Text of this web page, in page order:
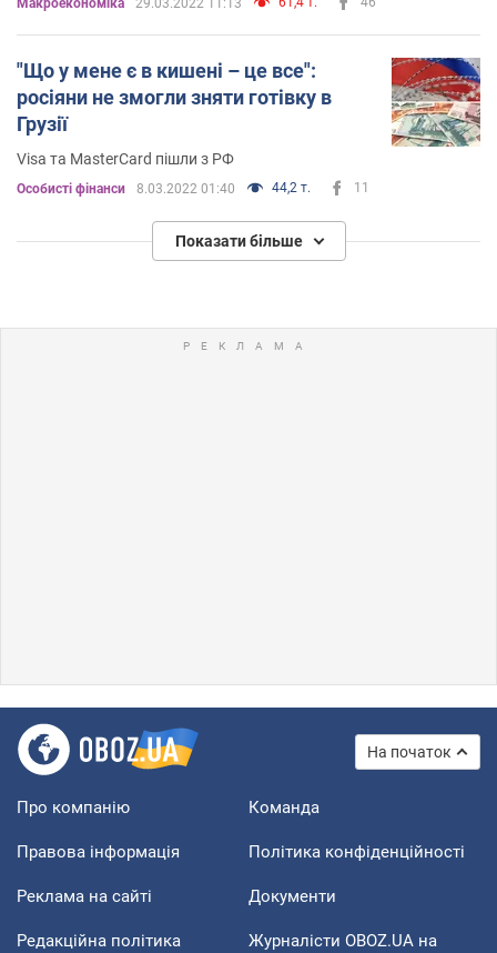
Mакроекономіка 29.03.2022 11:13
"Що у мене є в кишені – це все":
росіяни не змогли зняти готівку в
Грузії
Visa та MasterCard пішли з РФ
Особисті фінанси 8.03.2022 01:40 44,2 т. 11
Показати більше
На початок
Про компанію Команда
Правова інформація Політика конфіденційності
Реклама на сайті Документи
Редакційна політика
Журналісти OBOZ.UA на